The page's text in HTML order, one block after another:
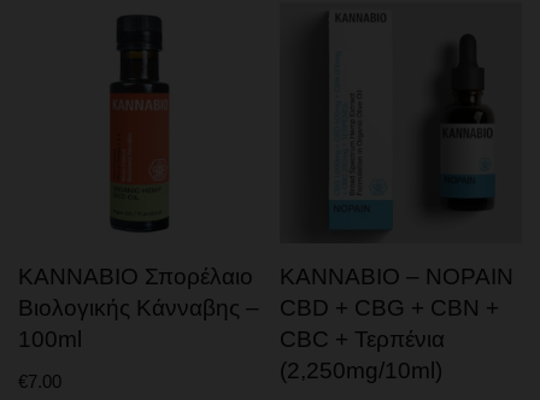
KANNABIO Σπορέλαιο
Βιολογικής Κάνναβης –
100ml
€7.00
KANNABIO – NOPAIN
CBD + CBG + CBN +
CBC + Τερπένια
(2,250mg/10ml)